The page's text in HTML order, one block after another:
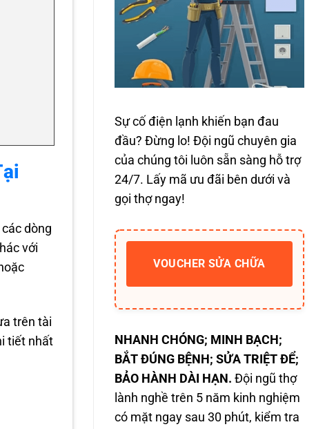
dòng
với
trên tài
tiết nhất
Sự cố điện lạnh khiến bạn đau
đầu? Đừng lo! Đội ngũ chuyên gia
của chúng tôi luôn sẵn sàng hỗ trợ
24/7. Lấy mã ưu đãi bên dưới và
gọi thợ ngay!
VOUCHER SỬA CHỮA
NHANH CHÓNG; MINH BẠCH;
BẮT ĐÚNG BỆNH; SỬA TRIỆT ĐỂ;
BẢO HÀNH DÀI HẠN. Đội ngũ thợ
lành nghề trên 5 năm kinh nghiệm
có mặt ngay sau 30 phút, kiểm tra